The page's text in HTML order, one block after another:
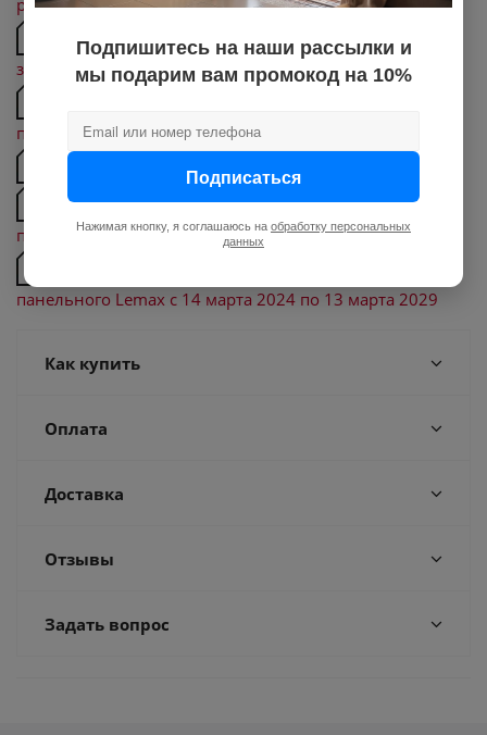
радиаторов Dial с 8 июня 2022 по 7 июня 2027
завод №1 Волгоградская область
панельного Lemax
Паспорт радиатора стального панельного Lemax
Объем теплоносителя радиатора стального
панельного Lemax
панельного Lemax с 14 марта 2024 по 13 марта 2029
Как купить
Оплата
Доставка
Отзывы
Задать вопрос
Подпишитесь на наши рассылки и
мы подарим вам промокод на 10%
Подписаться
Нажимая кнопку, я соглашаюсь на обработку персональных
данных